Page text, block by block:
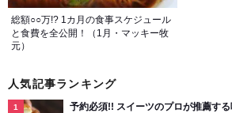
総額○○万!? 1カ月の食事スケジュール
と食費を全公開！（1月・マッキー牧
元）
人気記事ランキング
予約必須!! スイーツのプロが推薦す